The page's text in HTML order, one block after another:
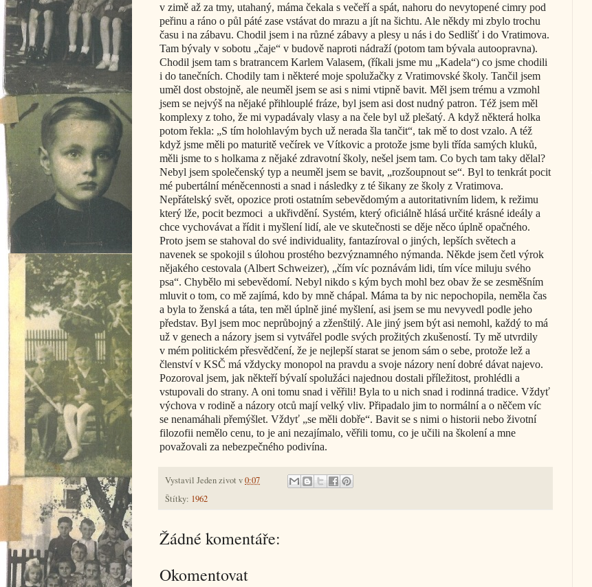
v zimě až za tmy, utahaný, máma čekala s večeří a spát, nahoru do nevytopené cimry pod
peřinu a ráno o půl páté zase vstávat do mrazu a jít na šichtu. Ale někdy mi zbylo trochu
času i na zábavu. Chodil jsem i na různé zábavy a plesy u nás i do Sedlišť i do Vratimova.
Tam bývaly v sobotu „čaje“ v budově naproti nádraží (potom tam bývala autoopravna).
Chodil jsem tam s bratrancem Karlem Valasem, (říkali jsme mu „Kadela“) co jsme chodili
i do tanečních. Chodily tam i některé moje spolužačky z Vratimovské školy. Tančil jsem
uměl dost obstojně, ale neuměl jsem se asi s nimi vtipně bavit. Měl jsem trému a vzmohl
jsem se nejvýš na nějaké přihlouplé fráze, byl jsem asi dost nudný patron. Též jsem měl
komplexy z toho, že mi vypadávaly vlasy a na čele byl už plešatý. A když některá holka
potom řekla: „S tím holohlavým bych už nerada šla tančit“, tak mě to dost vzalo. A též
když jsme měli po maturitě večírek ve Vítkovic a protože jsme byli třída samých kluků,
měli jsme to s holkama z nějaké zdravotní školy, nešel jsem tam. Co bych tam taky dělal?
Nebyl jsem společenský typ a neuměl jsem se bavit, „rozšoupnout se“. Byl to tenkrát pocit
mé pubertální méněcennosti a snad i následky z té šikany ze školy z Vratimova.
Nepřátelský svět, opozice proti ostatním sebevědomým a autoritativním lidem, k režimu
který lže, pocit bezmoci a ukřivdění. Systém, který oficiálně hlásá určité krásné ideály a
chce vychovávat a řídit i myšlení lidí, ale ve skutečnosti se děje něco úplně opačného.
Proto jsem se stahoval do své individuality, fantazíroval o jiných, lepších světech a
navenek se spokojil s úlohou prostého bezvýznamného nýmanda. Někde jsem četl výrok
nějakého cestovala (Albert Schweizer), „čím víc poznávám lidi, tím více miluju svého
psa“. Chybělo mi sebevědomí. Nebyl nikdo s kým bych mohl bez obav že se zesměšním
mluvit o tom, co mě zajímá, kdo by mně chápal. Máma ta by nic nepochopila, neměla čas
a byla to ženská a táta, ten měl úplně jiné myšlení, asi jsem se mu nevyvedl podle jeho
představ. Byl jsem moc neprůbojný a zženštilý. Ale jiný jsem být asi nemohl, každý to má
už v genech a názory jsem si vytvářel podle svých prožitých zkušeností. Ty mě utvrdily
v mém politickém přesvědčení, že je nejlepší starat se jenom sám o sebe, protože lež a
členství v KSČ má vždycky monopol na pravdu a svoje názory není dobré dávat najevo.
Pozoroval jsem, jak někteří bývalí spolužáci najednou dostali příležitost, prohlédli a
vstupovali do strany. A oni tomu snad i věřili! Byla to u nich snad i rodinná tradice. Vždyť
výchova v rodině a názory otců mají velký vliv. Připadalo jim to normální a o něčem víc
se nenamáhali přemýšlet. Vždyť „se měli dobře“. Bavit se s nimi o historii nebo životní
filozofii nemělo cenu, to je ani nezajímalo, věřili tomu, co je učili na školení a mne
považovali za nebezpečného podivína.
Vystavil Jeden zivot v0:07
Štítky: 1962
Žádné komentáře:
Okomentovat